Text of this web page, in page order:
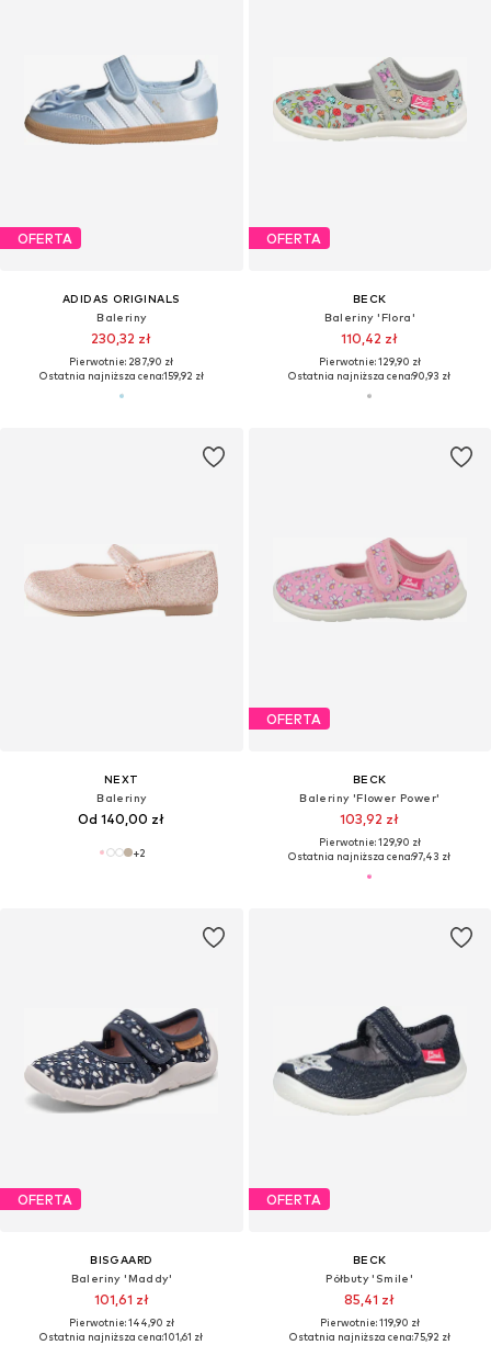
OFERTA
ADIDAS ORIGINALS
Baleriny
230,32 zł
Pierwotnie: 287,90 zł
Ostatnia najniższa cena:159,92 zł
OFERTA
BECK
Baleriny 'Flora'
110,42 zł
Pierwotnie: 129,90 zł
Ostatnia najniższa cena:90,93 zł
NEXT
Baleriny
Od 140,00 zł
+2
OFERTA
BECK
Baleriny 'Flower Power'
103,92 zł
Pierwotnie: 129,90 zł
Ostatnia najniższa cena:97,43 zł
OFERTA
BISGAARD
Baleriny 'Maddy'
101,61 zł
Pierwotnie: 144,90 zł
Ostatnia najniższa cena:101,61 zł
OFERTA
BECK
Półbuty 'Smile'
85,41 zł
Pierwotnie: 119,90 zł
Ostatnia najniższa cena:75,92 zł